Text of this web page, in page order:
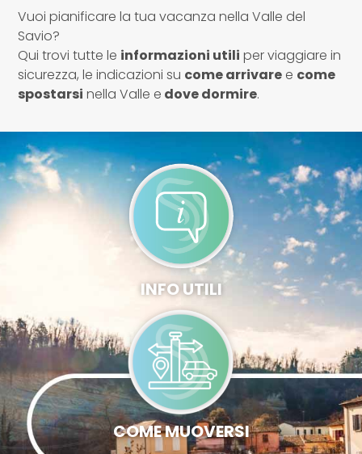
Vuoi pianificare la tua vacanza nella Valle del
Savio?
Qui trovi tutte le informazioni utili per viaggiare in
sicurezza, le indicazioni su come arrivare e come
spostarsi nella Valle e dove dormire.
INFO UTILI
COME MUOVERSI